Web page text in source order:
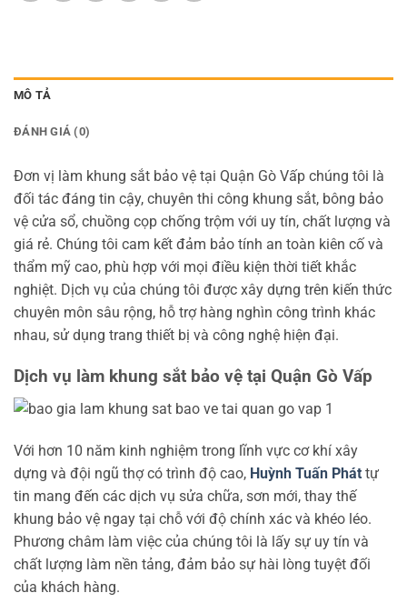
MÔ TẢ
ĐÁNH GIÁ (0)
Đơn vị làm khung sắt bảo vệ tại Quận Gò Vấp chúng tôi là
đối tác đáng tin cậy, chuyên thi công khung sắt, bông bảo
vệ cửa sổ, chuồng cọp chống trộm với uy tín, chất lượng và
giá rẻ. Chúng tôi cam kết đảm bảo tính an toàn kiên cố và
thẩm mỹ cao, phù hợp với mọi điều kiện thời tiết khắc
nghiệt. Dịch vụ của chúng tôi được xây dựng trên kiến thức
chuyên môn sâu rộng, hỗ trợ hàng nghìn công trình khác
nhau, sử dụng trang thiết bị và công nghệ hiện đại.
Dịch vụ làm khung sắt bảo vệ tại Quận Gò Vấp
Với hơn 10 năm kinh nghiệm trong lĩnh vực cơ khí xây
dựng và đội ngũ thợ có trình độ cao, Huỳnh Tuấn Phát tự
tin mang đến các dịch vụ sửa chữa, sơn mới, thay thế
khung bảo vệ ngay tại chỗ với độ chính xác và khéo léo.
Phương châm làm việc của chúng tôi là lấy sự uy tín và
chất lượng làm nền tảng, đảm bảo sự hài lòng tuyệt đối
của khách hàng.